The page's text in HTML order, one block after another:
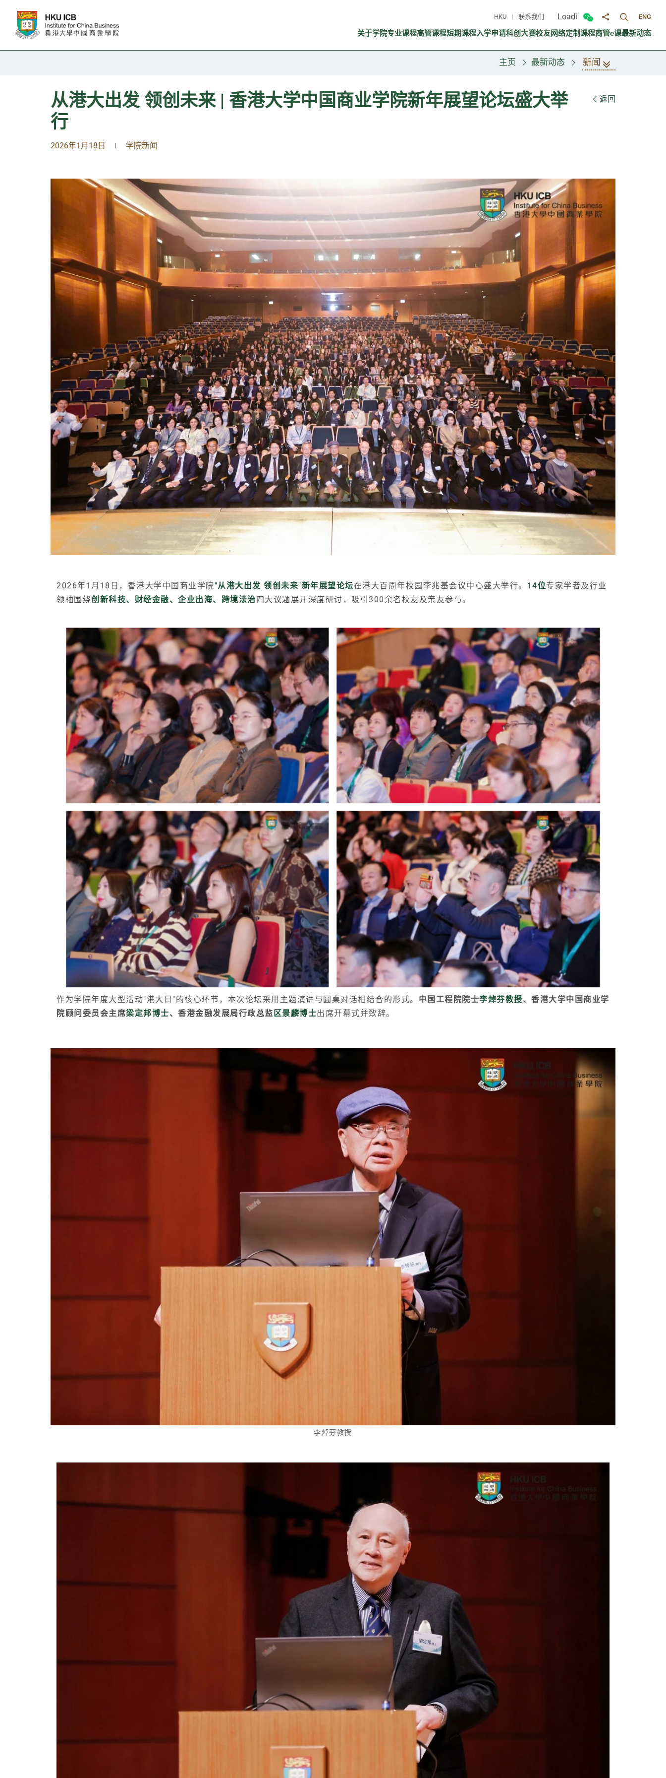
HKU 联系我们 Loading...
切换微信面板
分享至切换搜寻面
ENG
关于学院专业课程高管课程短期课程入学申请科创大赛校友网络定制课程商管e课最新动态
主页 最新动态 新闻
从港大出发 领创未来 | 香港大学中国商业学院新年展望论坛盛大举
行
返回
2026年1月18日 | 学院新闻
2026年1月18日，香港大学中国商业学院"从港大出发 领创未来"新年展望论坛在港大百周年校园李兆基会议中心盛大举行。 14位专家学者及行业
领袖围绕创新科技、财经金融、企业出海、跨境法治 四大议题展开深度研讨，吸引300余名校友及亲友参与。
作为学院年度大型活动"港大日"的核心环节，本次论坛采用主题演讲与圆桌对话相结合的形式。 中国工程院院士李焯芬教授、香港大学中国商业学
院顾问委员会主席梁定邦博士、香港金融发展局行政总监 区景麟博士出席开幕式并致辞。
李焯芬教授